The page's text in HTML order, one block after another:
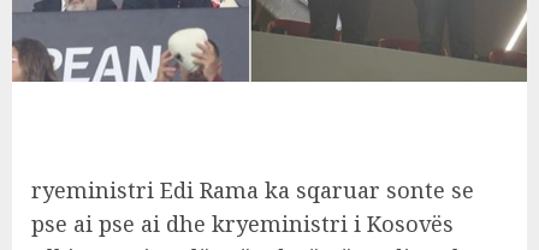
ryeministri Edi Rama ka sqaruar sonte se
pse ai pse ai dhe kryeministri i Kosovës